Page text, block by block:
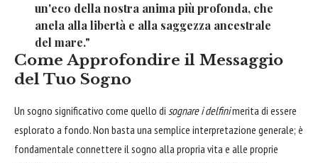
un'eco della nostra anima più profonda, che
anela alla libertà e alla saggezza ancestrale
del mare."
Come Approfondire il Messaggio
del Tuo Sogno
Un sogno significativo come quello di sognare i delfinimerita di essere
esplorato a fondo. Non basta una semplice interpretazione generale; è
fondamentale connettere il sogno alla propria vita e alle proprie